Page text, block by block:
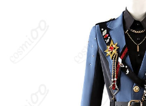
XS、S、M、
加工に7～15
土日祝除く）
お届け
クレジットカ
Discover、